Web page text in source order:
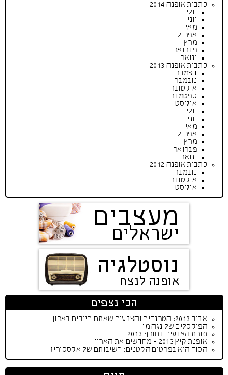
כתבות אופנה 2014
יולי
יוני
מאי
אפריל
מרץ
פברואר
ינואר
כתבות אופנה 2013
דצמבר
נובמבר
אוקטובר
ספטמבר
אוגוסט
יולי
יוני
מאי
אפריל
מרץ
פברואר
ינואר
כתבות אופנה 2012
נובמבר
אוקטובר
אוגוסט
מעצבים
ישראלים
נוסטלגיה
אופנה לנצח
הכי נצפים
אביב 2013: הטרנדים והצבעים שאתם חייבים בארון
הפיקסלים של נגה מן
תורת הצבעים בחורף 2013
אופנת קיץ 2013 - מחדשים את הארון
הסוד הוא בפרטים הקטנים: חשיבותם של אקססוריז